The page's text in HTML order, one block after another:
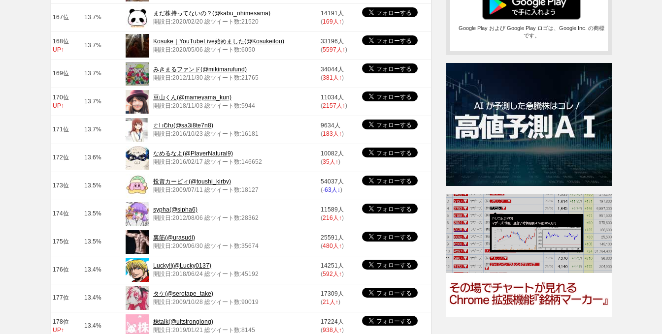
167位 13.7%
まだ株持ってないの？(@kabu_ohimesama)
開設日:2020/02/20 総ツイート数:21520
14191人
(169人 ↑)
168位
UP↑
13.7%
Kosuke｜YouTubeLive始めました(@Kosukeitou)
開設日:2020/05/06 総ツイート数:6050
33196人
(5597人 ↑)
169位 13.7%
みきまるファンド(@mikimarufund)
開設日:2012/11/30 総ツイート数:21765
34044人
(381人 ↑)
170位
UP↑
13.7%
豆山くん(@mameyama_kun)
開設日:2018/11/03 総ツイート数:5944
11034人
(2157人 ↑)
171位 13.7%
ㄜƖ ıՇƕ(@sa3i8te7n8)
開設日:2016/10/23 総ツイート数:16181
9634人
(183人 ↑)
172位 13.6%
なめるなよ(@PlayerNatural9)
開設日:2016/02/17 総ツイート数:146652
10082人
(35人 ↑)
173位 13.5%
投資カービィ(@toushi_kirby)
開設日:2009/07/11 総ツイート数:18127
54037人
(-63人 ↓)
174位 13.5%
sypha(@sipha6)
開設日:2012/08/06 総ツイート数:28362
11589人
(216人 ↑)
175位 13.5%
裏筋(@urasudi)
開設日:2009/06/30 総ツイート数:35674
25591人
(480人 ↑)
176位 13.4%
Lucky!!(@Lucky0137)
開設日:2018/06/24 総ツイート数:45192
14251人
(592人 ↑)
177位 13.4%
タケ(@serotape_take)
開設日:2009/10/28 総ツイート数:90019
17309人
(21人 ↑)
178位
UP↑
13.4%
株talk(@ultstronglong)
開設日:2019/01/21 総ツイート数:8145
17224人
(938人 ↑)
Google Play および Google Play ロゴは、Google Inc. の商標
です。